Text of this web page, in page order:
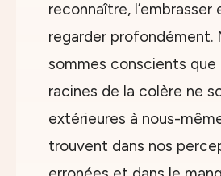
reconnaître, l’embrasser
regarder profondément.
sommes conscients que
racines de la colère ne
extérieures à nous-
trouvent dans nos